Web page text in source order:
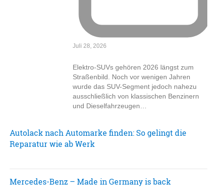
Juli 28, 2026
Elektro-SUVs gehören 2026 längst zum
Straßenbild. Noch vor wenigen Jahren
wurde das SUV-Segment jedoch nahezu
ausschließlich von klassischen Benzinern
und Dieselfahrzeugen…
Autolack nach Automarke finden: So gelingt die
Reparatur wie ab Werk
Mercedes-Benz – Made in Germany is back